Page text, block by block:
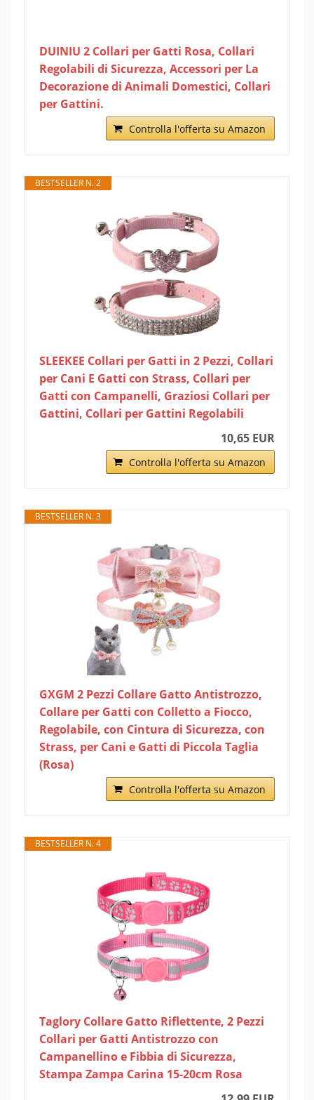
DUINIU 2 Collari per Gatti Rosa, Collari
Regolabili di Sicurezza, Accessori per La
Decorazione di Animali Domestici, Collari
per Gattini.
Controlla l'offerta su Amazon
BESTSELLER N. 2
SLEEKEE Collari per Gatti in 2 Pezzi, Collari
per Cani E Gatti con Strass, Collari per
Gatti con Campanelli, Graziosi Collari per
Gattini, Collari per Gattini Regolabili
10,65 EUR
Controlla l'offerta su Amazon
BESTSELLER N. 3
GXGM 2 Pezzi Collare Gatto Antistrozzo,
Collare per Gatti con Colletto a Fiocco,
Regolabile, con Cintura di Sicurezza, con
Strass, per Cani e Gatti di Piccola Taglia
(Rosa)
Controlla l'offerta su Amazon
BESTSELLER N. 4
Taglory Collare Gatto Riflettente, 2 Pezzi
Collari per Gatti Antistrozzo con
Campanellino e Fibbia di Sicurezza,
Stampa Zampa Carina 15-20cm Rosa